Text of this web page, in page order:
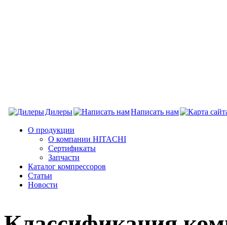
Дилеры Написать нам
О продукции
О компании HITACHI
Сертификаты
Запчасти
Каталог компрессоров
Статьи
Новости